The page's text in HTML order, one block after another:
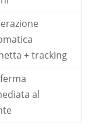
+ tracking
al